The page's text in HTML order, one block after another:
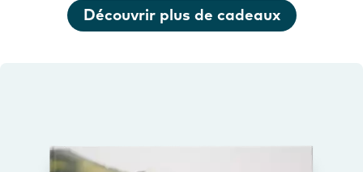
Découvrir plus de cadeaux